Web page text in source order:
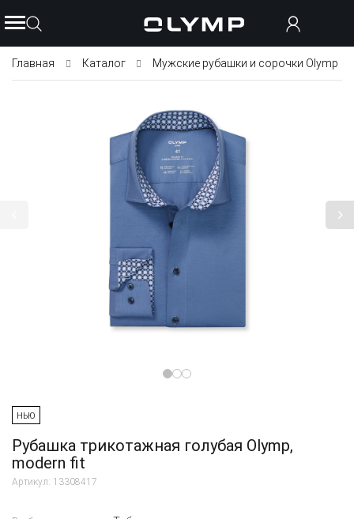
Главная Каталог Мужские рубашки и сорочки Olymp
НЬЮ
Рубашка трикотажная голубая Olymp,
modern fit
Артикул: 13308417